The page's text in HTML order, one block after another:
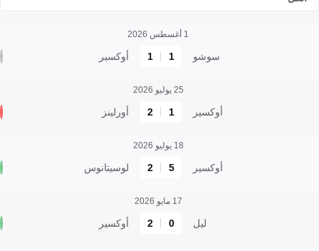
1 أغسطس 2026
سوشو 1
1 أوكسير
25 يوليو 2026
أوكسير 1
2 أورلينز
18 يوليو 2026
أوكسير 5
2 لوسيتانوس
17 مايو 2026
ليل 0
2 أوكسير